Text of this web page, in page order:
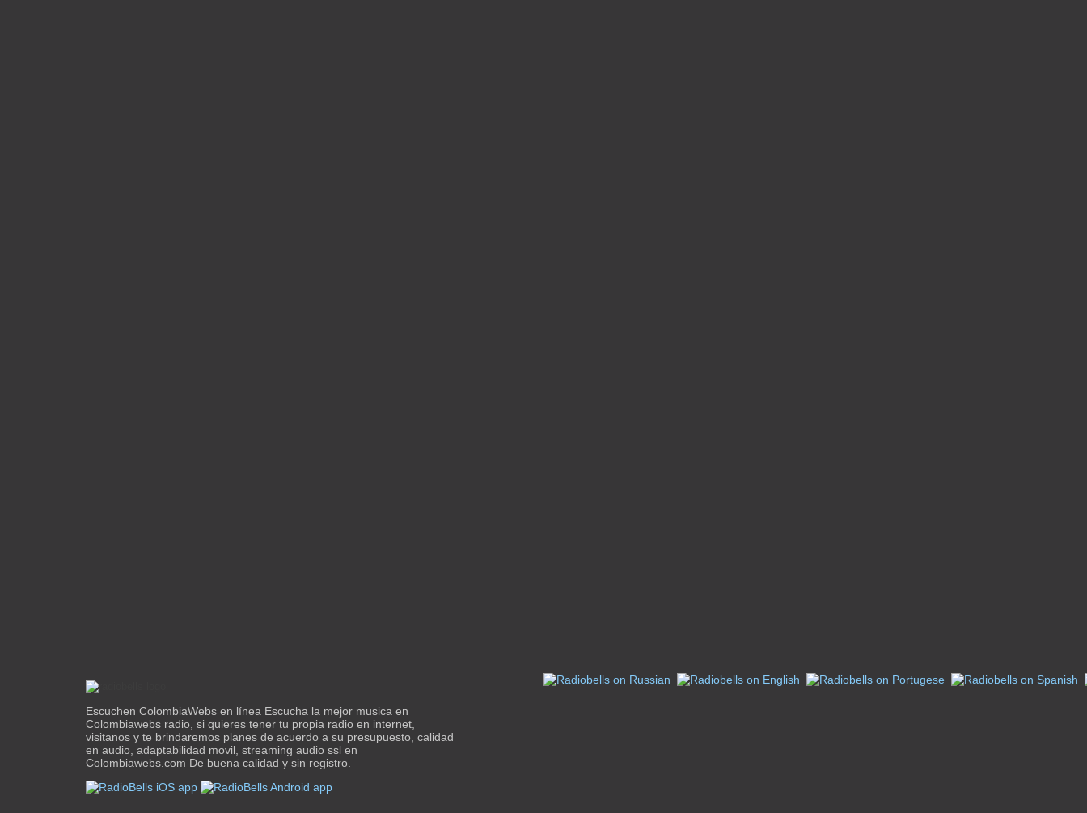
Escuchen ColombiaWebs en línea Escucha la mejor musica en
Colombiawebs radio, si quieres tener tu propia radio en internet,
visitanos y te brindaremos planes de acuerdo a su presupuesto, calidad
en audio, adaptabilidad movil, streaming audio ssl en
Colombiawebs.com De buena calidad y sin registro.